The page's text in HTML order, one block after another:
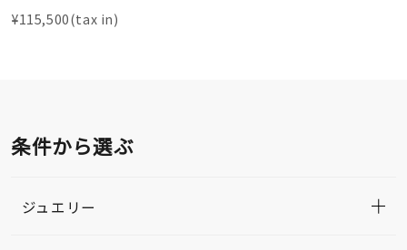
¥115,500(tax in)
条件から選ぶ
ジュエリー